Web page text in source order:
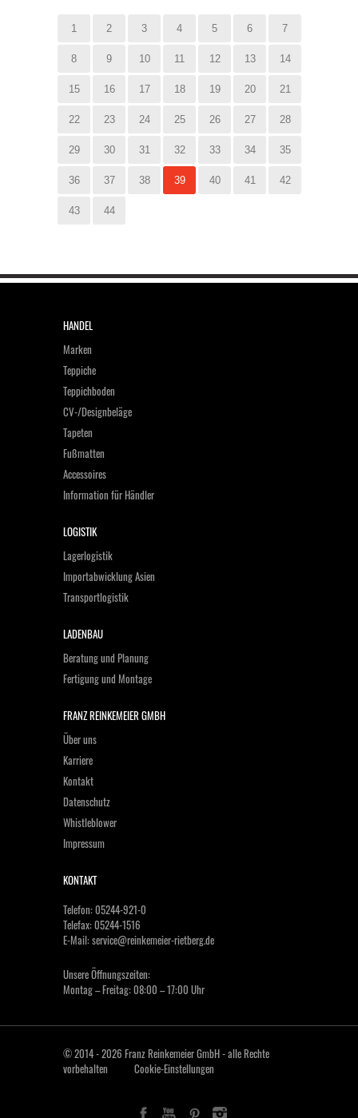
1 2 3 4 5 6 7
8 9 10 11 12 13 14
15 16 17 18 19 20 21
22 23 24 25 26 27 28
29 30 31 32 33 34 35
36 37 38 39 40 41 42
43 44
HANDEL
Marken
Teppiche
Teppichboden
CV-/Designbeläge
Tapeten
Fußmatten
Accessoires
Information für Händler
LOGISTIK
Lagerlogistik
Importabwicklung Asien
Transportlogistik
LADENBAU
Beratung und Planung
Fertigung und Montage
FRANZ REINKEMEIER GMBH
Über uns
Karriere
Kontakt
Datenschutz
Whistleblower
Impressum
KONTAKT
Telefon: 05244-921-0
Telefax: 05244-1516
E-Mail:service@reinkemeier-rietberg.de
Unsere Öffnungszeiten:
Montag – Freitag: 08:00 – 17:00 Uhr
© 2014 - 2026 Franz Reinkemeier GmbH - alle Rechte
vorbehalten Cookie-Einstellungen